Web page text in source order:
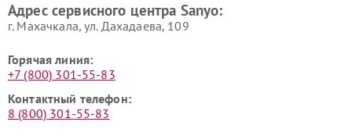
Адрес сервисного центра Sanyo:
г. Махачкала, ул. Дахадаева, 109
Горячая линия:
+7 (800) 301-55-83
Контактный телефон:
8 (800) 301-55-83